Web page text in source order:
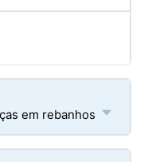
em rebanhos